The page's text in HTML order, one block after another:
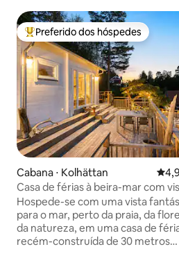
Entre os melhores preferidos dos
Preferido dos hóspedes
Cabana ⋅ Kolhättan
Casa de férias à beira-mar com
magníficas
Hospede-se com uma vista
para o mar, perto da praia, da
da natureza, em uma casa de
recém-construída de 30 metros